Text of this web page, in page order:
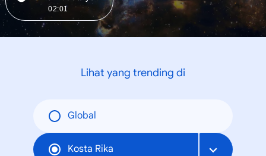
02:01
Lihat yang trending di
Global
Kosta Rika